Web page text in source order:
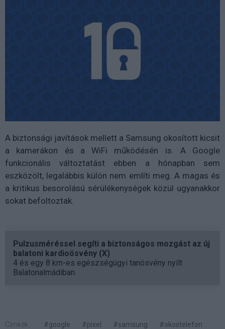
A biztonsági javítások mellett a Samsung okosított kicsit
a kamerákon és a WiFi működésén is. A Google
funkcionális változtatást ebben a hónapban sem
eszközölt, legalábbis külön nem említi meg. A magas és
a kritikus besorolású sérülékenységek közül ugyanakkor
sokat befoltoztak.
Pulzusméréssel segíti a biztonságos mozgást az új
balatoni kardioösvény (X)
4 és egy 8 km-es egészségügyi tanösvény nyílt
Balatonalmádiban.
Címkék: #google #pixel #samsung #okostelefon